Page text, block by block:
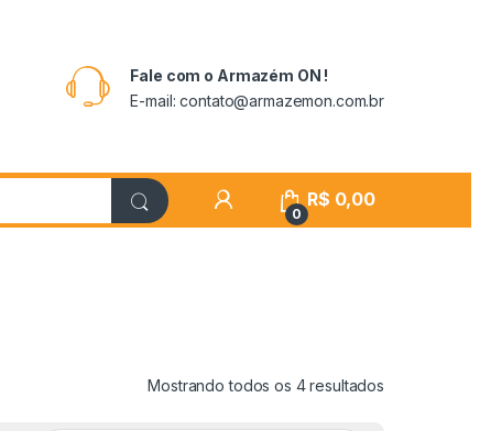
Fale com o Armazém ON !
E-mail: contato@armazemon.com.br
0
R$ 0,00
Mostrando todos os 4 resultados